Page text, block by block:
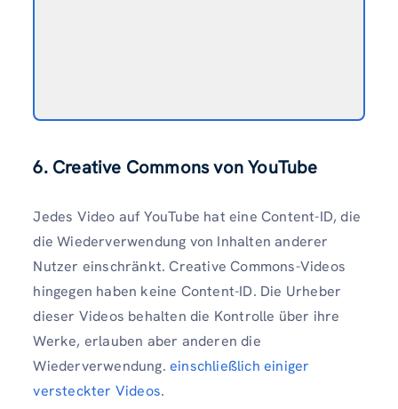
6. Creative Commons von YouTube
Jedes Video auf YouTube hat eine Content-ID, die
die Wiederverwendung von Inhalten anderer
Nutzer einschränkt. Creative Commons-Videos
hingegen haben keine Content-ID. Die Urheber
dieser Videos behalten die Kontrolle über ihre
Werke, erlauben aber anderen die
Wiederverwendung. einschließlich einiger
versteckter Videos.